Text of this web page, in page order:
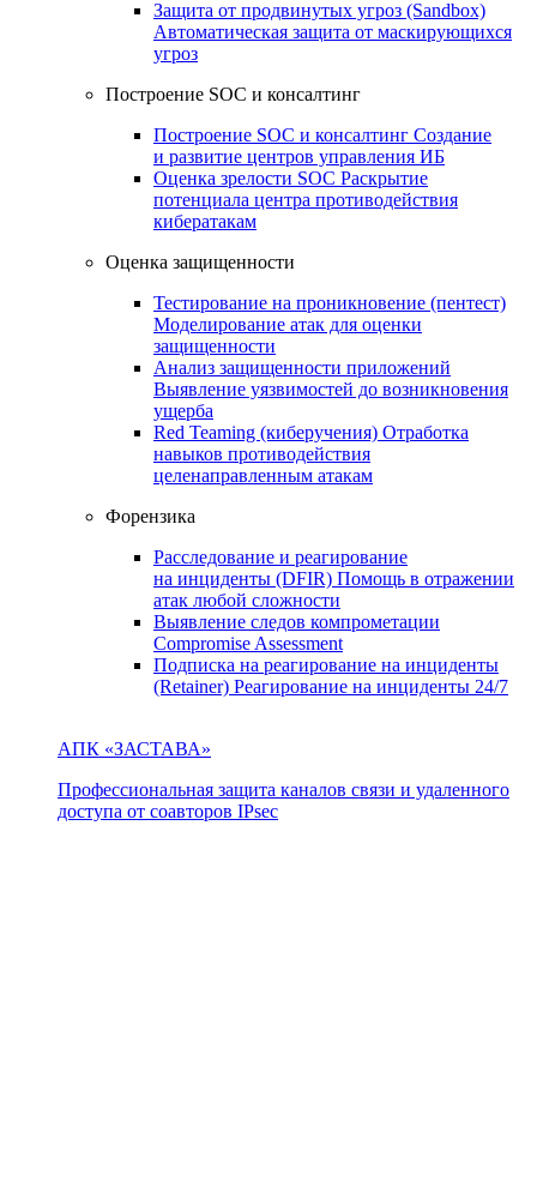
Защита от продвинутых угроз (Sandbox)
Автоматическая защита от маскирующихся
угроз
Построение SOC и консалтинг
Построение SOC и консалтинг Создание
и развитие центров управления ИБ
Оценка зрелости SOC Раскрытие
потенциала центра противодействия
кибератакам
Оценка защищенности
Тестирование на проникновение (пентест)
Моделирование атак для оценки
защищенности
Анализ защищенности приложений
Выявление уязвимостей до возникновения
ущерба
Red Teaming (киберучения) Отработка
навыков противодействия
целенаправленным атакам
Форензика
Расследование и реагирование
на инциденты (DFIR) Помощь в отражении
атак любой сложности
Выявление следов компрометации
Compromise Assessment
Подписка на реагирование на инциденты
(Retainer) Реагирование на инциденты 24/7
АПК «ЗАСТАВА»
Профессиональная защита каналов связи и удаленного
доступа от соавторов IPsec